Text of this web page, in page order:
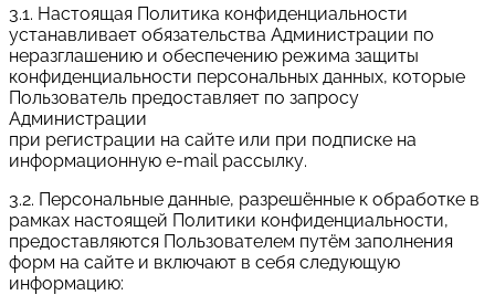
3.1. Настоящая Политика конфиденциальности
устанавливает обязательства Администрации по
неразглашению и обеспечению режима защиты
конфиденциальности персональных данных, которые
Пользователь предоставляет по запросу
Администрации
при регистрации на сайте или при подписке на
информационную e-mail рассылку.
3.2. Персональные данные, разрешённые к обработке в
рамках настоящей Политики конфиденциальности,
предоставляются Пользователем путём заполнения
форм на сайте и включают в себя следующую
информацию: